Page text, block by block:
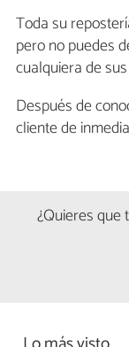
Toda su
pero no puedes
cualquiera de
Después de
cliente de
¿Quieres que